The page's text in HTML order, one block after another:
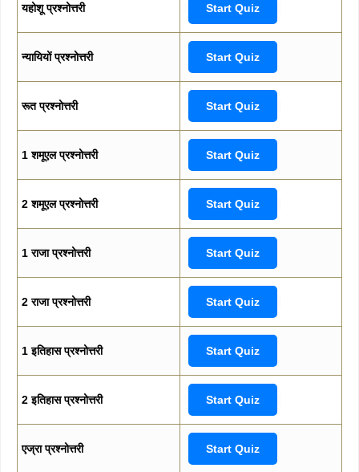
यहोशू प्रश्नोत्तरी Start Quiz
न्यायियों प्रश्नोत्तरी Start Quiz
रूत प्रश्नोत्तरी Start Quiz
1 शमूएल प्रश्नोत्तरी Start Quiz
2 शमूएल प्रश्नोत्तरी Start Quiz
1 राजा प्रश्नोत्तरी Start Quiz
2 राजा प्रश्नोत्तरी Start Quiz
1 इतिहास प्रश्नोत्तरी Start Quiz
2 इतिहास प्रश्नोत्तरी Start Quiz
एज्रा प्रश्नोत्तरी Start Quiz